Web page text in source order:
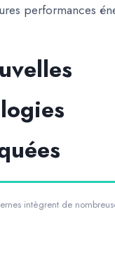
performances
intègrent de